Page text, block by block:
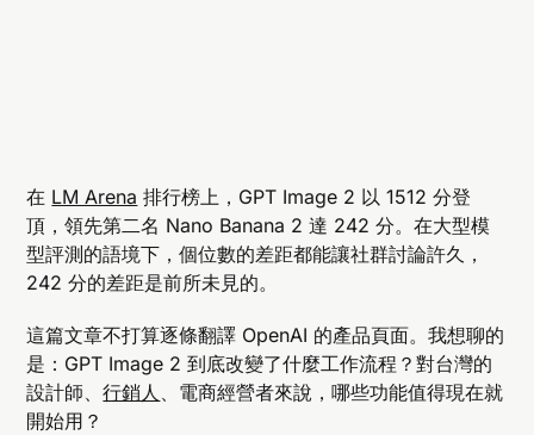
在 LM Arena 排行榜上，GPT Image 2 以 1512 分登
頂，領先第二名 Nano Banana 2 達 242 分。在大型模
型評測的語境下，個位數的差距都能讓社群討論許久，
242 分的差距是前所未見的。
這篇文章不打算逐條翻譯 OpenAI 的產品頁面。我想聊的
是：GPT Image 2 到底改變了什麼工作流程？對台灣的
設計師、行銷人 、電商經營者來說，哪些功能值得現在就
開始用？